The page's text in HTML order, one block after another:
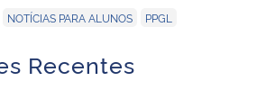
NOTÍCIAS PARA ALUNOS PPGL
Recentes